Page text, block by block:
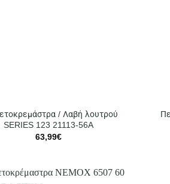
/ Λαβή λουτρού
SERIES 123 21113-56A
63,99€